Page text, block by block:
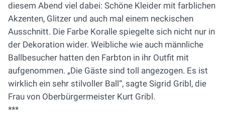
diesem Abend viel dabei: Schöne Kleider mit farblichen
Akzenten, Glitzer und auch mal einem neckischen
Ausschnitt. Die Farbe Koralle spiegelte sich nicht nur in
der Dekoration wider. Weibliche wie auch männliche
Ballbesucher hatten den Farbton in ihr Outfit mit
aufgenommen. „Die Gäste sind toll angezogen. Es ist
wirklich ein sehr stilvoller Ball“, sagte Sigrid Gribl, die
Frau von Oberbürgermeister Kurt Gribl.
***